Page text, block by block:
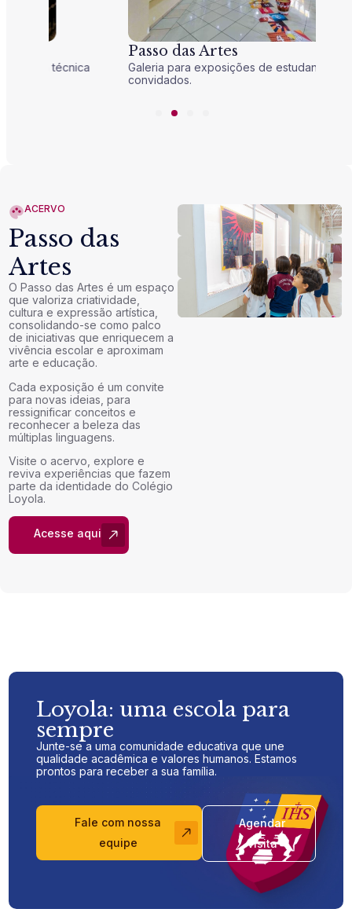
Passo das Artes
Galeria para exposições de estudantes e artistas
ACERVO
Passo das
Artes
O Passo das Artes é um espaço
que valoriza criatividade,
cultura e expressão artística,
consolidando-se como palco
de iniciativas que enriquecem a
vivência escolar e aproximam
arte e educação.
Cada exposição é um convite
para novas ideias, para
ressignificar conceitos e
reconhecer a beleza das
múltiplas linguagens.
Visite o acervo, explore e
reviva experiências que fazem
parte da identidade do Colégio
Loyola.
Acesse aqui
Loyola: uma escola para
sempre
Junte-se a uma comunidade educativa que une
qualidade acadêmica e valores humanos. Estamos
prontos para receber a sua família.
Fale com nossa
equipe
Agendar
visita